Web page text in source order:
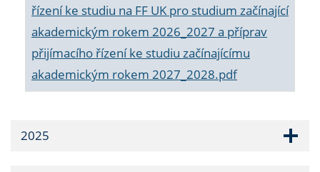
řízení ke studiu na FF UK pro studium začínající
akademickým rokem 2026_2027 a příprav
přijímacího řízení ke studiu začínajícímu
akademickým rokem 2027_2028.pdf
2025